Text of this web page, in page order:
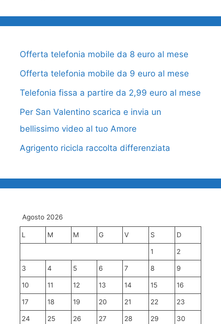
Offerta telefonia mobile da 8 euro al mese
Offerta telefonia mobile da 9 euro al mese
Telefonia fissa a partire da 2,99 euro al mese
Per San Valentino scarica e invia un
bellissimo video al tuo Amore
Agrigento ricicla raccolta differenziata
Agosto 2026
L M M G V S D
1 2
3 4 5 6 7 8 9
10 11 12 13 14 15 16
17 18 19 20 21 22 23
24 25 26 27 28 29 30